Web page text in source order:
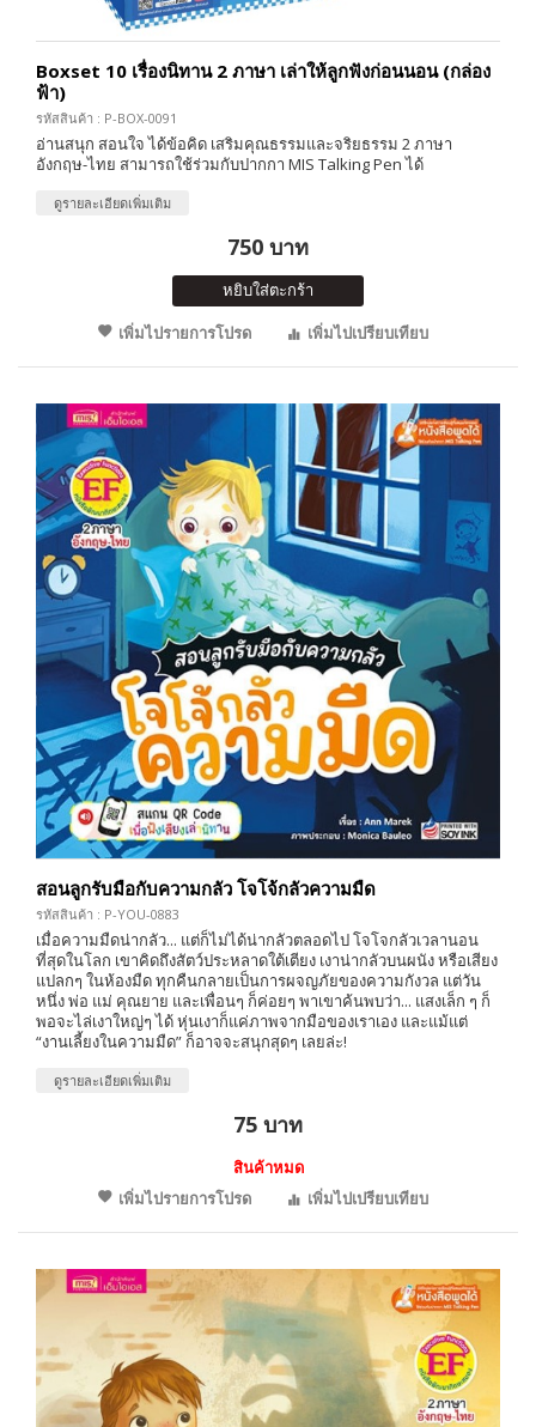
Boxset 10 เรื่องนิทาน 2 ภาษา เล่าให้ลูกฟังก่อนนอน (กล่อง
ฟ้า)
รหัสสินค้า : P-BOX-0091
อ่านสนุก สอนใจ ได้ข้อคิด เสริมคุณธรรมและจริยธรรม 2 ภาษา
อังกฤษ-ไทย สามารถใช้ร่วมกับปากกา MIS Talking Pen ได้
ดูรายละเอียดเพิ่มเติม
750 บาท
หยิบใส่ตะกร้า
เพิ่มไปรายการโปรด
เพิ่มไปเปรียบเทียบ
สอนลูกรับมือกับความกลัว โจโจ้กลัวความมืด
รหัสสินค้า : P-YOU-0883
เมื่อความมืดน่ากลัว... แต่ก็ไม่ได้น่ากลัวตลอดไป โจโจกลัวเวลานอน
ที่สุดในโลก เขาคิดถึงสัตว์ประหลาดใต้เตียง เงาน่ากลัวบนผนัง หรือเสียง
แปลกๆ ในห้องมืด ทุกคืนกลายเป็นการผจญภัยของความกังวล แต่วัน
หนึ่ง พ่อ แม่ คุณยาย และเพื่อนๆ ก็ค่อยๆ พาเขาค้นพบว่า... แสงเล็ก ๆ ก็
พอจะไล่เงาใหญ่ๆ ได้ หุ่นเงาก็แค่ภาพจากมือของเราเอง และแม้แต่
“งานเลี้ยงในความมืด” ก็อาจจะสนุกสุดๆ เลยล่ะ!
ดูรายละเอียดเพิ่มเติม
75 บาท
สินค้าหมด
เพิ่มไปรายการโปรด
เพิ่มไปเปรียบเทียบ